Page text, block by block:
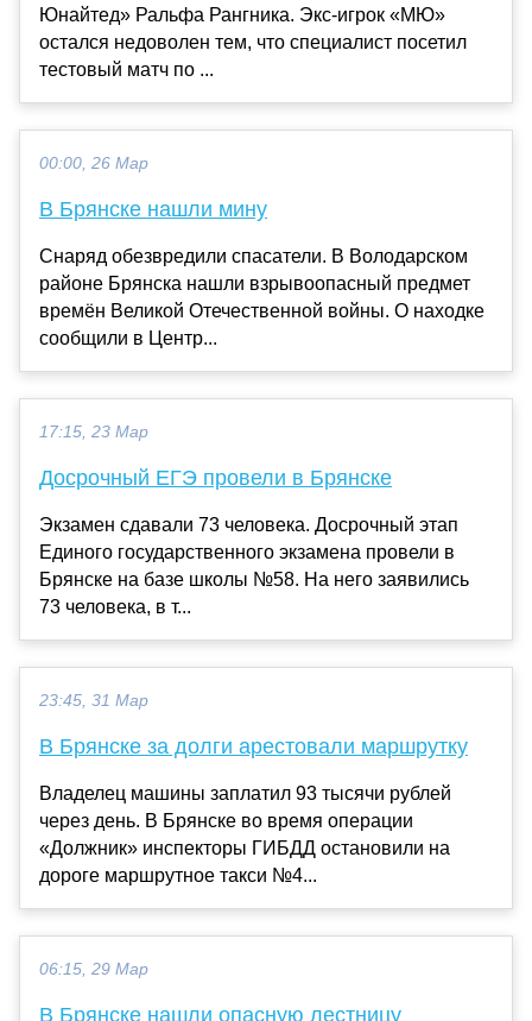
Юнайтед» Ральфа Рангника. Экс-игрок «МЮ»
остался недоволен тем, что специалист посетил
тестовый матч по ...
00:00, 26 Мар
В Брянске нашли мину
Снаряд обезвредили спасатели. В Володарском
районе Брянска нашли взрывоопасный предмет
времён Великой Отечественной войны. О находке
сообщили в Центр...
17:15, 23 Мар
Досрочный ЕГЭ провели в Брянске
Экзамен сдавали 73 человека. Досрочный этап
Единого государственного экзамена провели в
Брянске на базе школы №58. На него заявились
73 человека, в т...
23:45, 31 Мар
В Брянске за долги арестовали маршрутку
Владелец машины заплатил 93 тысячи рублей
через день. В Брянске во время операции
«Должник» инспекторы ГИБДД остановили на
дороге маршрутное такси №4...
06:15, 29 Мар
В Брянске нашли опасную лестницу